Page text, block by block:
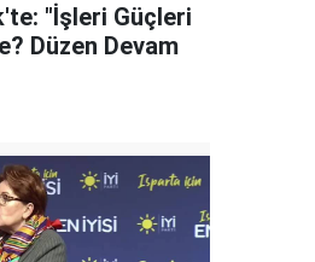
"İşleri Güçleri
Düzen Devam